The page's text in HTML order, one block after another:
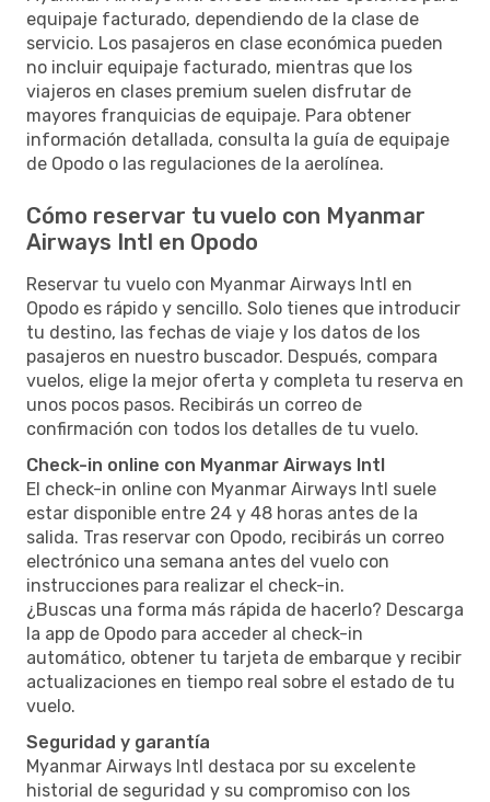
equipaje facturado, dependiendo de la clase de
servicio. Los pasajeros en clase económica pueden
no incluir equipaje facturado, mientras que los
viajeros en clases premium suelen disfrutar de
mayores franquicias de equipaje. Para obtener
información detallada, consulta la guía de equipaje
de Opodo o las regulaciones de la aerolínea.
Cómo reservar tu vuelo con Myanmar
Airways Intl en Opodo
Reservar tu vuelo con Myanmar Airways Intl en
Opodo es rápido y sencillo. Solo tienes que introducir
tu destino, las fechas de viaje y los datos de los
pasajeros en nuestro buscador. Después, compara
vuelos, elige la mejor oferta y completa tu reserva en
unos pocos pasos. Recibirás un correo de
confirmación con todos los detalles de tu vuelo.
Check-in online con Myanmar Airways Intl
El check-in online con Myanmar Airways Intl suele
estar disponible entre 24 y 48 horas antes de la
salida. Tras reservar con Opodo, recibirás un correo
electrónico una semana antes del vuelo con
instrucciones para realizar el check-in.
¿Buscas una forma más rápida de hacerlo? Descarga
la app de Opodo para acceder al check-in
automático, obtener tu tarjeta de embarque y recibir
actualizaciones en tiempo real sobre el estado de tu
vuelo.
Seguridad y garantía
Myanmar Airways Intl destaca por su excelente
historial de seguridad y su compromiso con los